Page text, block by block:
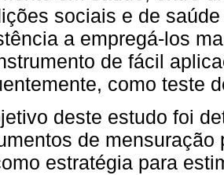
sociais e de
a empregá-los
de fácil
como teste
deste estudo foi
de mensuração
estratégia para